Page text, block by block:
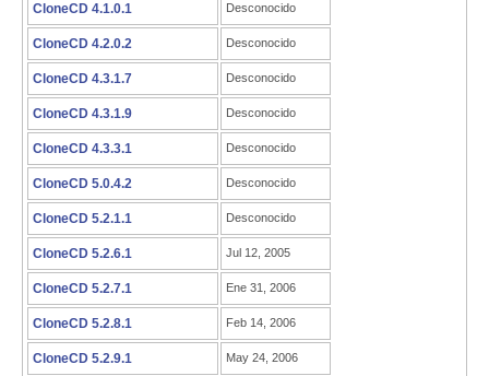
CloneCD 4.1.0.1 Desconocido
CloneCD 4.2.0.2 Desconocido
CloneCD 4.3.1.7 Desconocido
CloneCD 4.3.1.9 Desconocido
CloneCD 4.3.3.1 Desconocido
CloneCD 5.0.4.2 Desconocido
CloneCD 5.2.1.1 Desconocido
CloneCD 5.2.6.1 Jul 12, 2005
CloneCD 5.2.7.1 Ene 31, 2006
CloneCD 5.2.8.1 Feb 14, 2006
CloneCD 5.2.9.1 May 24, 2006